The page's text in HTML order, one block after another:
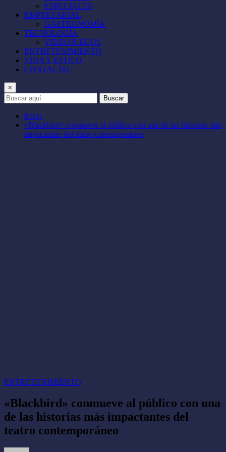
ESPECIALES
EMPRESARIAL
GASTRONOMÍA
TECNOLOGÍA
VIDEOJUEGOS
ENTRETENIMIENTO
VIDA Y ESTILO
CONTACTO
×
Buscar
Inicio
«Blackbird» conmueve al público con una de las historias más
impactantes del teatro contemporáneo
ENTRETENIMIENTO
«Blackbird» conmueve al público con una
de las historias más impactantes del
teatro contemporáneo